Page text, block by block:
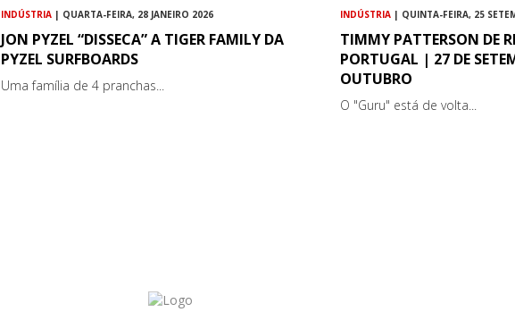
INDÚSTRIA | QUARTA-FEIRA, 28 JANEIRO 2026
JON PYZEL “DISSECA” A TIGER FAMILY DA
PYZEL SURFBOARDS
Uma família de 4 pranchas...
INDÚSTRIA | QUINTA-FEIRA, 25
TIMMY PATTERSON DE
PORTUGAL | 27 DE
OUTUBRO
O "Guru" está de volta...